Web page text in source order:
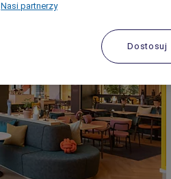
Nasi partnerzy
Dostosuj